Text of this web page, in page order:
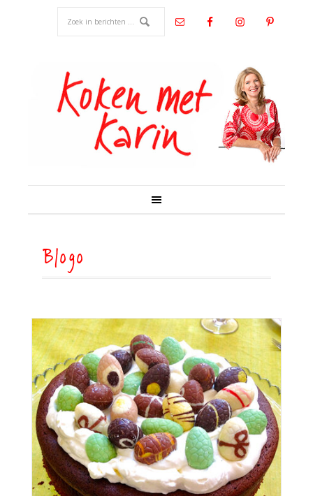
Blogo